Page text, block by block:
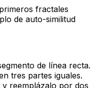
fractales
de auto-similitud
de línea recta.
tres partes iguales.
y reemplázalo por dos